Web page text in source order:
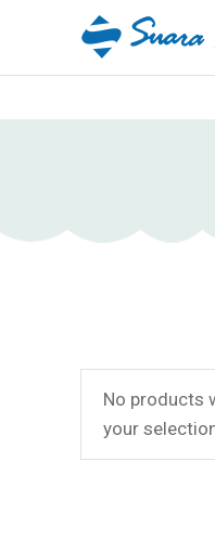
No products
your